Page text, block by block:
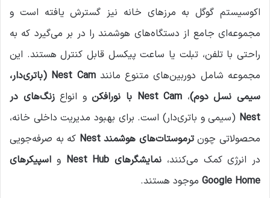
اکوسیستم گوگل به مرزهای خانه نیز گسترش یافته است و
مجموعه‌ای جامع از دستگاه‌های هوشمند را در بر می‌گیرد که به
راحتی با تلفن، تبلت یا ساعت پیکسل قابل کنترل هستند. این
مجموعه شامل دوربین‌های متنوع مانندNest Cam (
باتری‌دار،
سیمی نسل دوم)، Nest Cam با نورافکنو انواعزنگ‌های در
Nest (سیمی و باتری‌دار) است. برای بهبود مدیریت داخلی خانه،
محصولاتی چونترموستات‌های هوشمندNest
که به صرفه‌جویی
در انرژی کمک می‌کنند، نمایشگرهای و اسپیکرهای
Google Home موجود هستند.